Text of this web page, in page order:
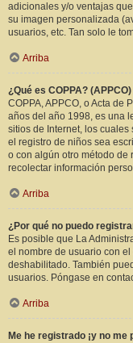
adicionales y/o ventajas
su imagen personalizada
usuarios, etc. Tan solo le
Arriba
¿Qué es COPPA? (APPCO)
COPPA, APPCO, o Acta de
años del año 1998, es una
sitios de Internet, los
el registro de niños sea
o con algún otro método
recolectar información
Arriba
¿Por qué no puedo
Es posible que La
el nombre de usuario con
deshabilitado. También
usuarios. Póngase en
Arriba
Me he registrado ¡y no me